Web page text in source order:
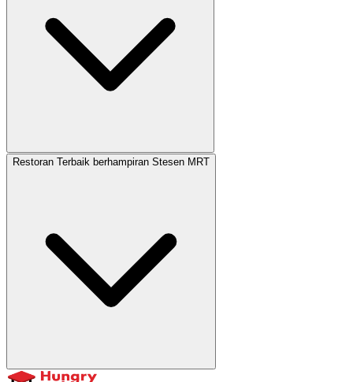
Restoran Terbaik berhampiran Stesen MRT